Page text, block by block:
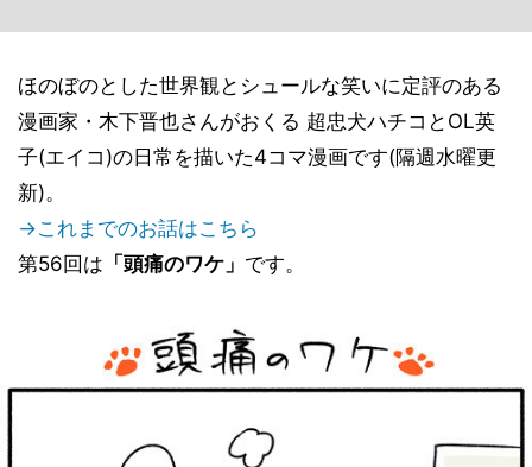
ほのぼのとした世界観とシュールな笑いに定評のある
漫画家・木下晋也さんがおくる 超忠犬ハチコとOL英
子(エイコ)の日常を描いた4コマ漫画です(隔週水曜更
新)。
→これまでのお話はこちら
第56回は 「頭痛のワケ」 です。